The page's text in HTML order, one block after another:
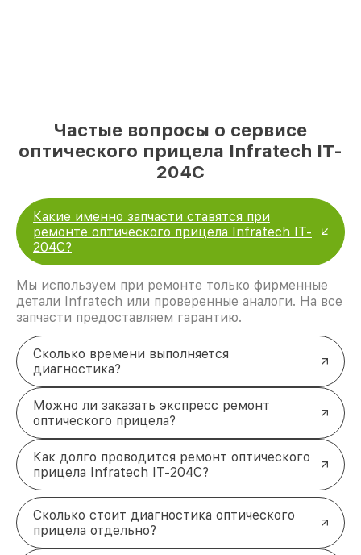
Частые вопросы о сервисе
оптического прицела Infratech IT-
204C
Какие именно запчасти ставятся при
ремонте оптического прицела Infratech IT-
204C?
Мы используем при ремонте только фирменные
детали Infratech или проверенные аналоги. На все
запчасти предоставляем гарантию.
Сколько времени выполняется
диагностика?
Можно ли заказать экспресс ремонт
оптического прицела?
Как долго проводится ремонт оптического
прицела Infratech IT-204C?
Сколько стоит диагностика оптического
прицела отдельно?